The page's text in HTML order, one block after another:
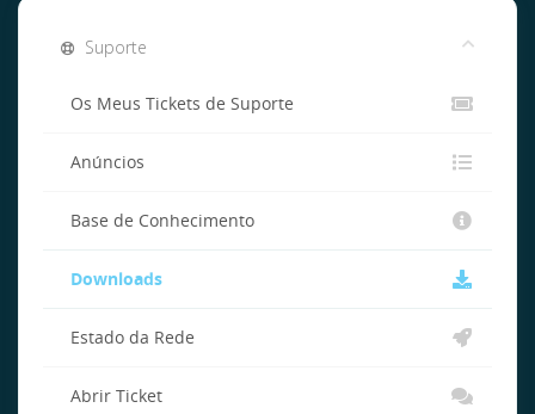
Suporte
Os Meus Tickets de Suporte
Anúncios
Base de Conhecimento
Downloads
Estado da Rede
Abrir Ticket